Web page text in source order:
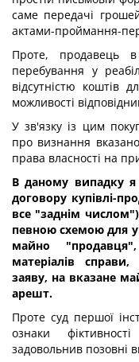
саме передачі
актами-проймання-
Проте, продавець
перебування у
відсутністю коштів
можливості
У зв'язку із цим
про визнання
права власності на
В даному випадку
договору купівлі-
все "заднім
певною схемою для
майно
матеріалів
заяву, на вказане
арешт.
Проте суд першої
ознаки
задовольнив позовні